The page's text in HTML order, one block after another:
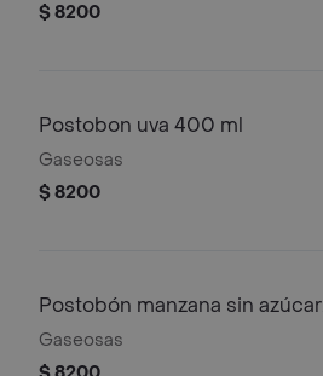
$ 8200
Postobon uva 400 ml
Gaseosas
$ 8200
Postobón manzana sin azúcar
400 ml
Gaseosas